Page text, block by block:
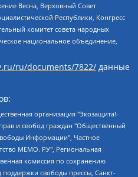
Весна, Верховный Совет
Республики, Конгресс
комитет совета народных
национальное объединение,
ru/documents/7822/ данные
Петров Алексей Викторович, Пискунов Сергей Евгеньевич, Смирнов Сергей Сергеевич, Тихонов Михаил Сергеевич, Общество с ограниченной ответственностью "ЖУРНАЛИСТ-ИНОСТРАННЫЙ АГЕНТ", Арапова Галина Юрьевна, Вольтская Татьяна Анатольевна, Американская компания "Mason G.E.S. Anonymous Foundation" (США), являющаяся владельцем интернет-издания https://mnews.world/, Компания "Stichting Bellingcat", зарегистрированная в Нидерландах (дата регистрации 11.07.2018), Захаров Андрей Вячеславович, Клепиковская Екатерина Дмитриевна, Общество с ограниченной ответственностью "МЕМО", Перл Роман Александрович, Симонов Евгений Алексеевич, Соловьева Елена Анатольевна, Сотников Даниил Владимирович, Сурначева Елизавета Дмитриевна, Автономная некоммерческая организация по защите прав человека и информированию населения "Якутия – Наше Мнение", Общество с ограниченной ответственностью "Москоу диджитал медиа", с 26.01.2023 Общество с ограниченной ответственностью "Чайка Белые сады", Ветошкина Валерия Валерьевна, Заговора Максим Александрович, Межрегиональное общественное движение "Российская ЛГБТ - сеть", Оленичев Максим Владимирович, Павлов Иван Юрьевич, Скворцова Елена Сергеевна, Общество с ограниченной ответственностью "Как бы инагент", Кочетков Игорь Викторович, Общество с ограниченной ответственностью "Честные выборы", Еланчик Олег Александрович, Общество с ограниченной ответственностью "Нобелевский призыв", Гималова Регина Эмилевна, Григорьев Андрей Валерьевич, Григорьева Алина Александровна, Ассоциация по содействию защите прав призывников, альтернативнослужащих и военнослужащих "Правозащитная группа "Гражданин.Армия.Право", Хисамова Регина Фаритовна, Автономная некоммерческая организация по реализации социально-правовых программ "Лилит", Дальневосточное общественное движение "Маяк", Санкт-Петербургская ЛГБТ-инициативная группа "Выход", Инициативная группа ЛГБТ+ "Реверс", Алексеев Андрей Викторович, Бекбулатова Таисия Львовна, Беляев Иван Михайлович, Владыкина Елена Сергеевна, Гельман Марат Александрович, Никульшина Вероника Юрьевна, Толоконникова Надежда Андреевна, Шендерович Виктор Анатольевич, Общество с ограниченной ответственностью "Данное сообщение", Общество с ограниченной ответственностью Издательский дом "Новая глава", Айнбиндер Александра Александровна, Московский комьюнити-центр для ЛГБТ+инициатив, Благотворительный фонд развития филантропии, Deutsche Welle (Германия, Kurt-Schumacher-Strasse 3, 53113 Bonn), Борзунова Мария Михайловна, Воробьев Виктор Викторович, Голубева Анна Львовна, Константинова Алла Михайловна, Малкова Ирина Владимировна, Мурадов Мурад Абдулгалимович, Осетинская Елизавета Николаевна, Понасенков Евгений Николаевич, Ганапольский Матвей Юрьевич, Киселев Евгений Алексеевич, Борухович Ирина Григорьевна, Дремин Иван Тимофеевич, Дубровский Дмитрий Викторович, Красноярская региональная общественная организация поддержки и развития альтернативных образовательных технологий и межкультурных коммуникаций "ИНТЕРРА", Маяковская Екатерина Алексеевна, Фейгин Марк Захарович, Филимонов Андрей Викторович, Дзугкоева Регина Николаевна, Доброхотов Роман Александрович, Дудь Юрий Александрович, Елкин Сергей Владимирович, Кругликов Кирилл Игоревич, Сабунаева Мария Леонидовна, Семенов Алексей Владимирович, Шаинян Карен Багратович, Шульман Екатерина Михайловна, Асафьев Артур Валерьевич, Вахштайн Виктор Семенович, Венедиктов Алексей Алексеевич, Лушникова Екатерина Евгеньевна, Волков Леонид Михайлович, Невзоров Александр Глебович, Пархоменко Сергей Борисович, Сироткин Ярослав Николаевич, Кара-Мурза Владимир Владимирович, Баранова Наталья Владимировна, Гозман Леонид Яковлевич, Кагарлицкий Борис Юльевич, Климарев Михаил Валерьевич, Милов Владимир Станиславович, Автономная некоммерческая организация Краснодарский центр современного искусства "Типография", Моргенштерн Алишер Тагирович, Соболь Любовь Эдуардовна, Общество с ограниченной ответственностью "ЛИЗА НОРМ", Каспаров Гарри Кимович, Ходорковский Михаил Борисович, Общество с ограниченной ответственностью "Апрельские тезисы", Данилович Ирина Брониславовна, Кашин Олег Владимирович, Петров Николай Владимирович, Пивоваров Алексей Владимирович, Соколов Михаил Владимирович, Цветкова Юлия Владимировна, Чичваркин Евгений Александрович, Комитет против пыток/Команда против пыток, Общество с ограниченной ответственностью "Первый научный", Общество с ограниченной ответственностью "Вертолет и ко", Белоцерковская Вероника Борисовна, Кац Максим Евгеньевич, Лазарева Татьяна Юрьевна, Шаведдинов Руслан Табризович, Яшин Илья Валерьевич, Общество с ограниченной ответственностью "Иноагент ААВ", Алешковский Дмитрий Петрович, Альбац Евгения Марковна, Быков Дмитрий Львович, Галямина Юлия Евгеньевна, Лойко Сергей Леонидович, Мартынов Кирилл Константинович, Медведев Сергей Александрович, Крашенинников Федор Геннадиевич, Гордеева Катерина Вл